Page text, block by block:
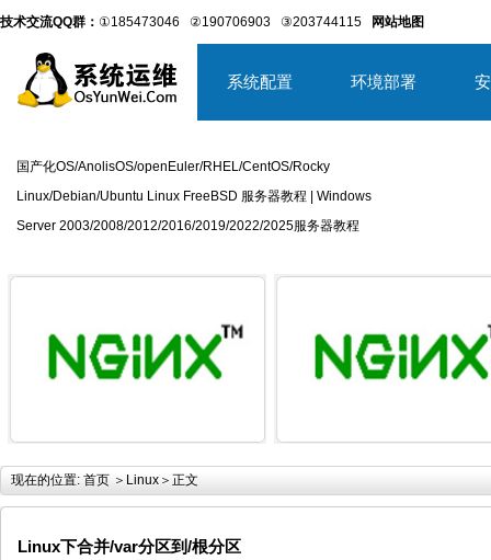
技术交流QQ群： ①185473046 ②190706903 ③203744115 网站地图
系统配置 环境部署
国产化OS/AnolisOS/openEuler/RHEL/CentOS/Rocky
Linux/Debian/Ubuntu Linux FreeBSD 服务器教程 | Windows
Server 2003/2008/2012/2016/2019/2022/2025服务器教程
现在的位置: 首页 ＞ Linux ＞正文
Linux下合并/var分区到/根分区